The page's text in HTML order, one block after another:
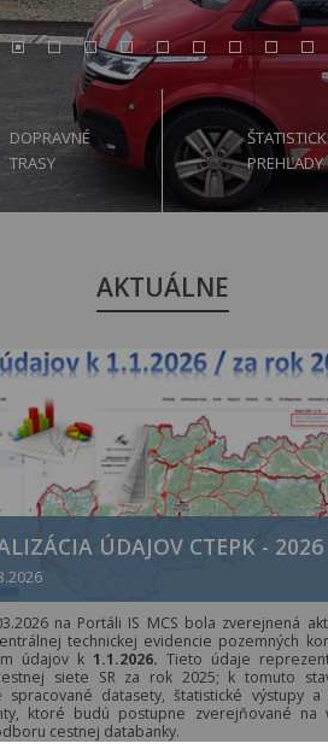
DOPRAVNÉ
TRASY
PREHĽADY
AKTUÁLNE
ÚDAJOV CTEPK - 2026
na Portáli IS MCS bola zverejnená
technickej evidencie pozemných
údajov k 1.1.2026. Tieto údaje
siete SR za rok 2025; k tomuto
spracované datasety, štatistické výstupy a
ktoré budú postupne zverejňované na
cestnej databanky.